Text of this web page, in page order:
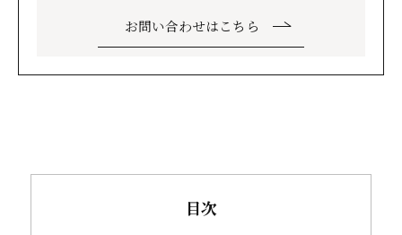
お問い合わせはこちら
目次